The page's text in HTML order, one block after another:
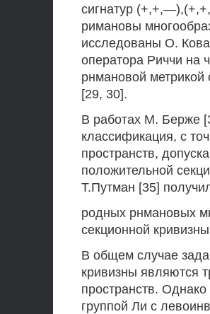
сигнатур
римановы
исследованы О.
оператора Риччи на
рнмановой
[29, 30].
В работах М. Берже
классификация, с
пространств,
положительной
Т.Путман [35]
родных рнмановых
секционной
В общем случае
кривизны являются
пространств.
группой Ли с